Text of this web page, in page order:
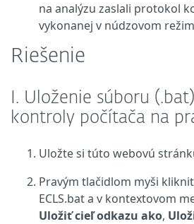
na analýzu zaslali protokol
vykonanej v núdzovom
Riešenie
I. Uloženie súboru
kontroly počítača na
Uložte si túto webovú
Pravým tlačidlom myši
ECLS.bat a v kontextovom
Uložiť cieľ odkazu ako,